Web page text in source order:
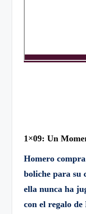
1×09: Un
Homero
boliche para su
ella nunca ha
con el regalo de